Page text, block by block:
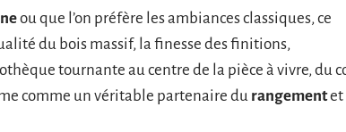
ou que l’on préfère les ambiances classiques, ce
du bois massif, la finesse des finitions,
tournante au centre de la pièce à vivre, du
comme un véritable partenaire du rangementet